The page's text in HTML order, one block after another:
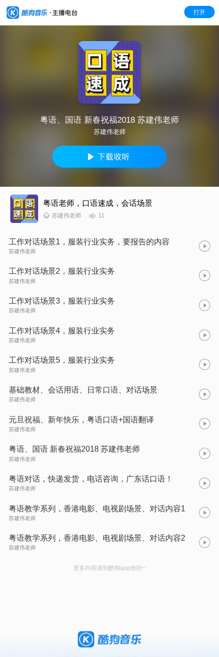
打开
粤语、国语 新春祝福2018 苏建伟老师
苏建伟老师
粤语老师，口语速成，会话场景
苏建伟老师 11
工作对话场景1，服装行业实务，要报告的内容
苏建伟老师
工作对话场景2，服装行业实务
苏建伟老师
工作对话场景3，服装行业实务
苏建伟老师
工作对话场景4，服装行业实务
苏建伟老师
工作对话场景5，服装行业实务
苏建伟老师
基础教材、会话用语、日常口语、对话场景
苏建伟老师
元旦祝福、新年快乐，粤语口语+国语翻译
苏建伟老师
粤语、国语 新春祝福2018 苏建伟老师
苏建伟老师
粤语对话，快递发货，电话咨询，广东话口语！
苏建伟老师
粤语教学系列，香港电影、电视剧场景、对话内容1
苏建伟老师
粤语教学系列，香港电影、电视剧场景、对话内容2
苏建伟老师
更多内容请到酷狗app收听~